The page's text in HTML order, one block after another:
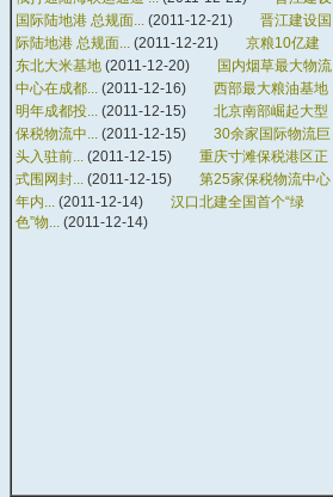
国际陆地港 总规面... (2011-12-21)
晋江建设国
际陆地港 总规面... (2011-12-21)
京粮10亿建
东北大米基地 (2011-12-20)
国内烟草最大物流
中心在成都... (2011-12-16)
西部最大粮油基地
明年成都投... (2011-12-15)
北京南部崛起大型
保税物流中... (2011-12-15)
30余家国际物流巨
头入驻前... (2011-12-15)
重庆寸滩保税港区正
式围网封... (2011-12-15)
第25家保税物流中心
年内... (2011-12-14)
汉口北建全国首个“绿
色”物... (2011-12-14)